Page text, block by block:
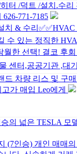
터 /덕트 /설치.수리
771-7185
치 & 수리
수 있는 정직한
월한 선택! 결코 후
센터,공공기관 ,대
드 차량 리스 및 구
가 매입 Leo에게
의 넓은 TESLA 모
(7인승) 개인 매매